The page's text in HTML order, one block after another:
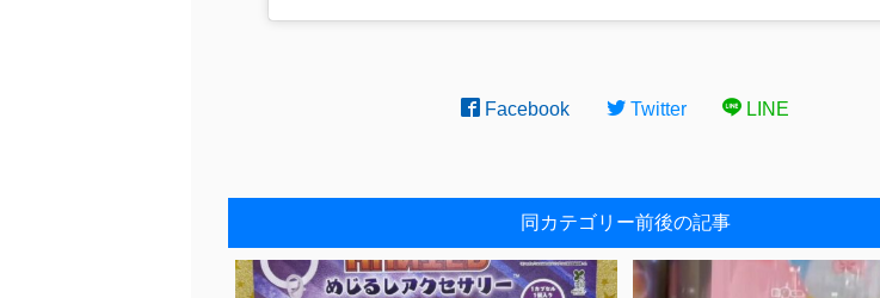
Facebook Twitter LINE
同カテゴリー前後の記事